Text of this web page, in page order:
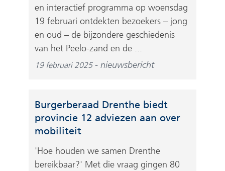
en interactief programma op woensdag
19 februari ontdekten bezoekers – jong
en oud – de bijzondere geschiedenis
van het Peelo-zand en de ...
19 februari 2025 nieuwsbericht
Burgerberaad Drenthe biedt
provincie 12 adviezen aan over
mobiliteit
'Hoe houden we samen Drenthe
bereikbaar?' Met die vraag gingen 80